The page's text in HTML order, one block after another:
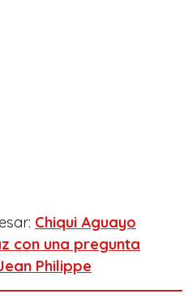
Chiqui Aguayo
con una pregunta
Philippe